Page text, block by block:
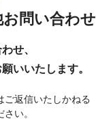
問い合わせ
せ、
いいたします。
返信いたしかねる
い。